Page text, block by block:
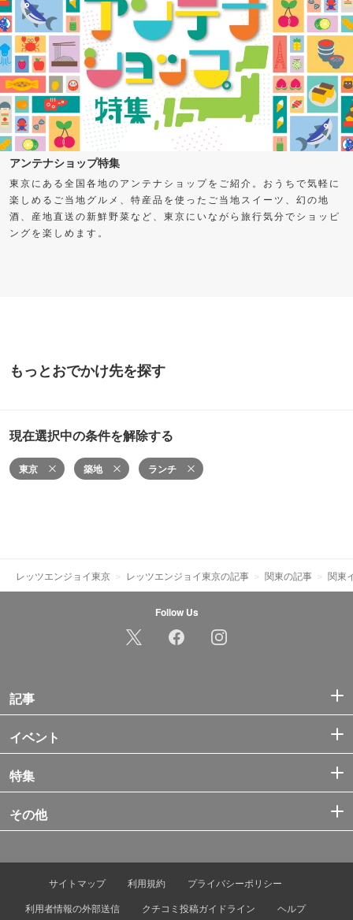
アンテナショップ特集
東京にある全国各地のアンテナショップをご紹介。おうちで気軽に
楽しめるご当地グルメ、特産品を使ったご当地スイーツ、幻の地
酒、産地直送の新鮮野菜など、東京にいながら旅行気分でショッピ
ングを楽しめます。
もっとおでかけ先を探す
現在選択中の条件を解除する
東京 築地 ランチ
レッツエンジョイ東京 レッツエンジョイ東京の記事 関東の記事 関東
Follow Us
記事
イベント
特集
その他
サイトマップ 利用規約
プライバシーポリシー
利用者情報の外部送信
クチコミ投稿ガイドライン ヘルプ